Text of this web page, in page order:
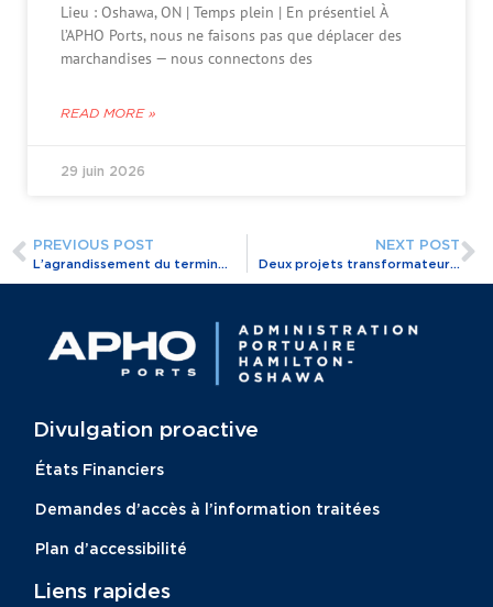
Lieu : Oshawa, ON | Temps plein | En présentiel À
l’APHO Ports, nous ne faisons pas que déplacer des
marchandises — nous connectons des
READ MORE »
29 juin 2026
PREVIOUS POST
L’agrandissement du terminal céréalier d’Oshawa commence les chargements d’essai
NEXT POST
Deux projets transformateurs contribuent à créer un corridor de navigation vert sur les Grands Lacs
Divulgation proactive​
États Financiers
Demandes d’accès à l’information traitées
Plan d’accessibilité
Liens rapides